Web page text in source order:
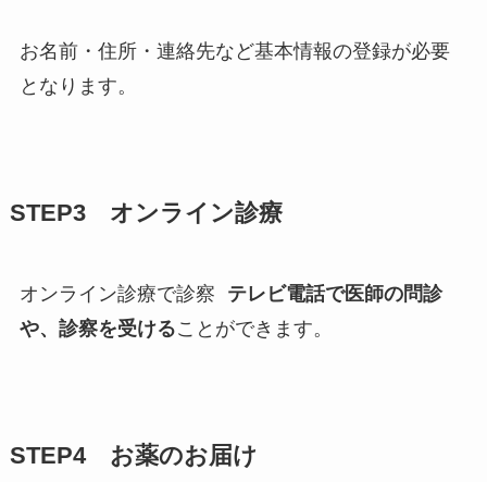
お名前・住所・連絡先など基本情報の登録が必要
となります。
STEP3 オンライン診療
オンライン診療で診察 テレビ電話で医師の問診
や、診察を受けることができます。
STEP4 お薬のお届け